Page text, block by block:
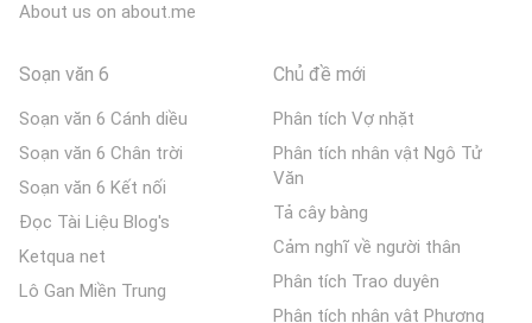
About us on about.me
Soạn văn 6
Soạn văn 6 Cánh diều
Soạn văn 6 Chân trời
Soạn văn 6 Kết nối
Đọc Tài Liệu Blog's
Ketqua net
Lô Gan Miền Trung
Chủ đề mới
Phân tích Vợ nhặt
Phân tích nhân vật Ngô Tử
Văn
Tả cây bàng
Cảm nghĩ về người thân
Phân tích Trao duyên
Phân tích nhân vật Phương